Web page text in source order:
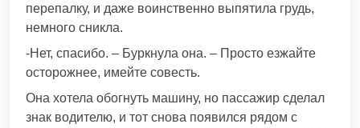
перепалку, и даже воинственно выпятила грудь,
немного сникла.
-Нет, спасибо. – Буркнула она. – Просто езжайте
осторожнее, имейте совесть.
Она хотела обогнуть машину, но пассажир сделал
знак водителю, и тот снова появился рядом с